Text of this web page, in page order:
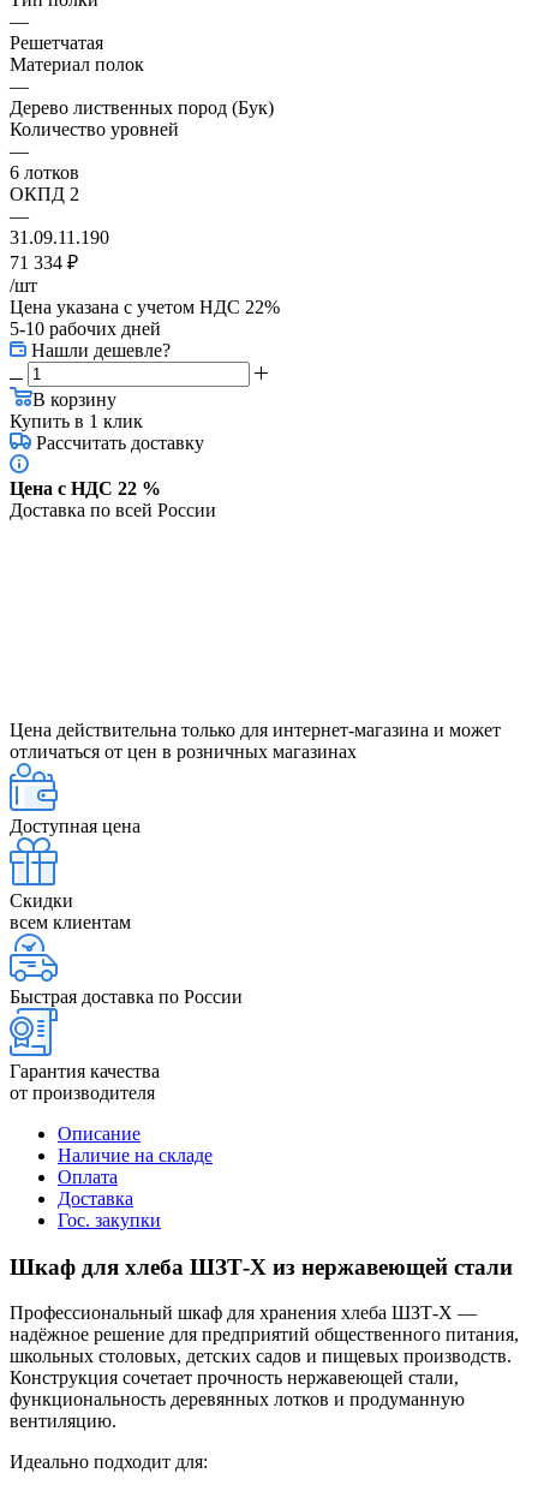
—
Решетчатая
Материал полок
—
Дерево лиственных пород (Бук)
Количество уровней
—
6 лотков
ОКПД 2
—
31.09.11.190
71 334 ₽
/шт
Цена указана с учетом НДС 22%
5-10 рабочих дней
Нашли дешевле?
В корзину
Купить в 1 клик
Рассчитать доставку
Цена с НДС 22 %
Доставка по всей России
Цена действительна только для интернет-магазина и может
отличаться от цен в розничных магазинах
Доступная цена
Скидки
всем клиентам
Быстрая доставка по России
Гарантия качества
от производителя
Описание
Наличие на складе
Оплата
Доставка
Гос. закупки
Шкаф для хлеба ШЗТ‑Х из нержавеющей стали
Профессиональный шкаф для хранения хлеба ШЗТ‑Х —
надёжное решение для предприятий общественного питания,
школьных столовых, детских садов и пищевых производств.
Конструкция сочетает прочность нержавеющей стали,
функциональность деревянных лотков и продуманную
вентиляцию.
Идеально подходит для: